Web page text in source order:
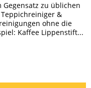
zu üblichen
&
ohne die
Kaffee Lippenstift...